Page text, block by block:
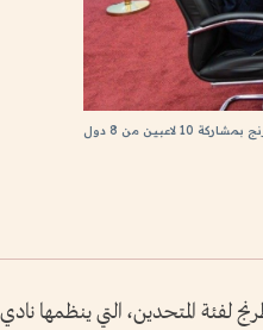
لاعبين من 8 دول
المتحدين، التي ينظمها نادي